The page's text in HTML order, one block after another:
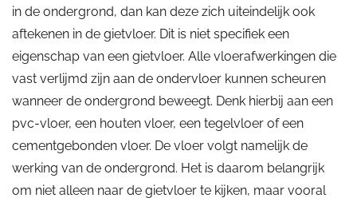
in de ondergrond, dan kan deze zich uiteindelijk ook
aftekenen in de gietvloer. Dit is niet specifiek een
eigenschap van een gietvloer. Alle vloerafwerkingen die
vast verlijmd zijn aan de ondervloer kunnen scheuren
wanneer de ondergrond beweegt. Denk hierbij aan een
pvc-vloer, een houten vloer, een tegelvloer of een
cementgebonden vloer. De vloer volgt namelijk de
werking van de ondergrond. Het is daarom belangrijk
om niet alleen naar de gietvloer te kijken, maar vooral